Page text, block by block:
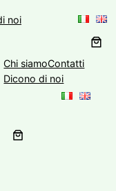
noi
Chi siamoContatti
Dicono di noi